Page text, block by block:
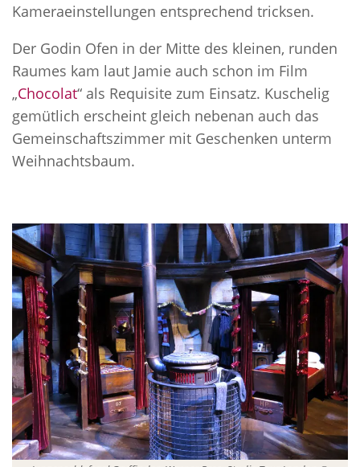
Kameraeinstellungen entsprechend tricksen.
Der Godin Ofen in der Mitte des kleinen, runden
Raumes kam laut Jamie auch schon im Film
„Chocolat“ als Requisite zum Einsatz. Kuschelig
gemütlich erscheint gleich nebenan auch das
Gemeinschaftszimmer mit Geschenken unterm
Weihnachtsbaum.